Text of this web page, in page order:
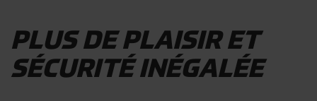
PLUS DE PLAISIR ET
SÉCURITÉ INÉGALÉE